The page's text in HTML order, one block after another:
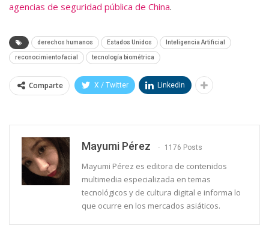
agencias de seguridad pública de China.
derechos humanos Estados Unidos Inteligencia Artificial
reconocimiento facial tecnología biométrica
Comparte X / Twitter Linkedin
Mayumi Pérez 1176 Posts
Mayumi Pérez es editora de contenidos
multimedia especializada en temas
tecnológicos y de cultura digital e informa lo
que ocurre en los mercados asiáticos.